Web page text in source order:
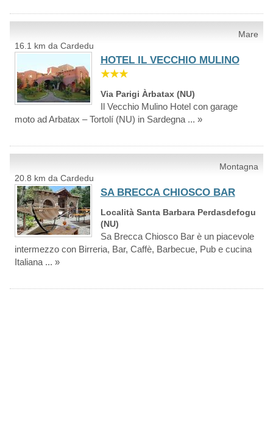
Mare
16.1 km da Cardedu
HOTEL IL VECCHIO MULINO
★★★
Via Parigi Àrbatax (NU)
Il Vecchio Mulino Hotel con garage
moto ad Arbatax – Tortolí (NU) in Sardegna ... »
Montagna
20.8 km da Cardedu
SA BRECCA CHIOSCO BAR
Località Santa Barbara Perdasdefogu
(NU)
Sa Brecca Chiosco Bar è un piacevole
intermezzo con Birreria, Bar, Caffè, Barbecue, Pub e cucina
Italiana ... »